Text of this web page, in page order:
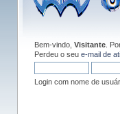
Bem-vindo, Visitante.
Perdeu o seu e-mail de
Login com nome de